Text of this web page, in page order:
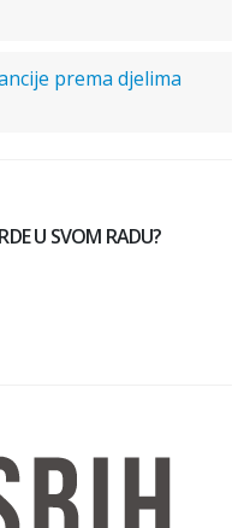
prema djelima
U SVOM RADU?